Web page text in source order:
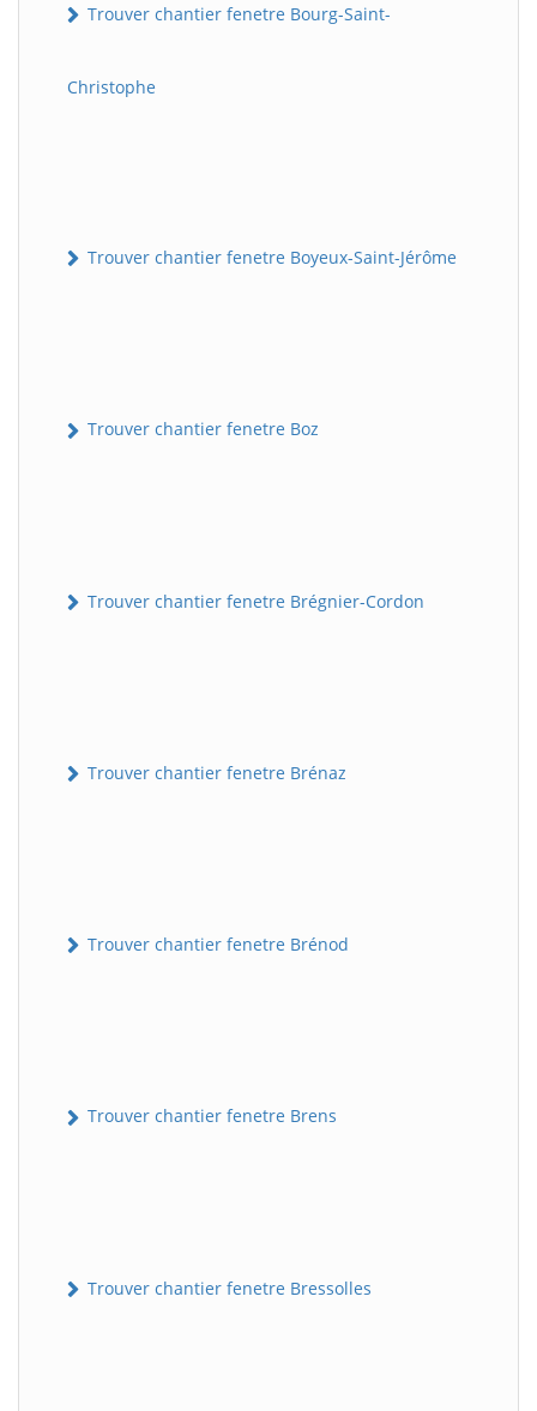
Trouver chantier fenetre Bourg-Saint-
Christophe
Trouver chantier fenetre Boyeux-Saint-Jérôme
Trouver chantier fenetre Boz
Trouver chantier fenetre Brégnier-Cordon
Trouver chantier fenetre Brénaz
Trouver chantier fenetre Brénod
Trouver chantier fenetre Brens
Trouver chantier fenetre Bressolles